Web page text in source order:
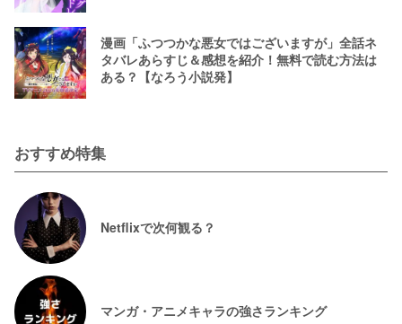
漫画「ふつつかな悪女ではございますが」全話ネ
タバレあらすじ＆感想を紹介！無料で読む方法は
ある？【なろう小説発】
おすすめ特集
Netflixで次何観る？
マンガ・アニメキャラの強さランキング